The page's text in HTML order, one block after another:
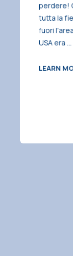
perdere!
tutta la
fuori
USA era ...
LEARN